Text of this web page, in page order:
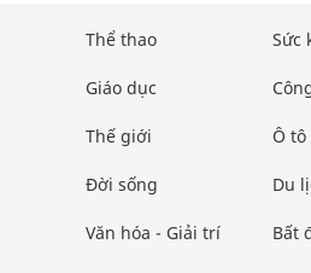
Thể thao
Giáo dục
Thế giới
Đời sống
Văn hóa - Giải trí
Sức
Ô tô
Du
Bất